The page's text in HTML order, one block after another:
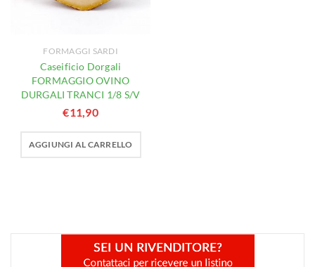
FORMAGGI SARDI
Caseificio Dorgali
FORMAGGIO OVINO
DURGALI TRANCI 1/8 S/V
€11,90
AGGIUNGI AL CARRELLO